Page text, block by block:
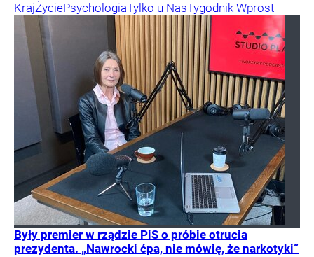
KrajŻyciePsychologiaTylko u NasTygodnik Wprost
Były premier w rządzie PiS o próbie otrucia
prezydenta. „Nawrocki ćpa, nie mówię, że narkotyki”